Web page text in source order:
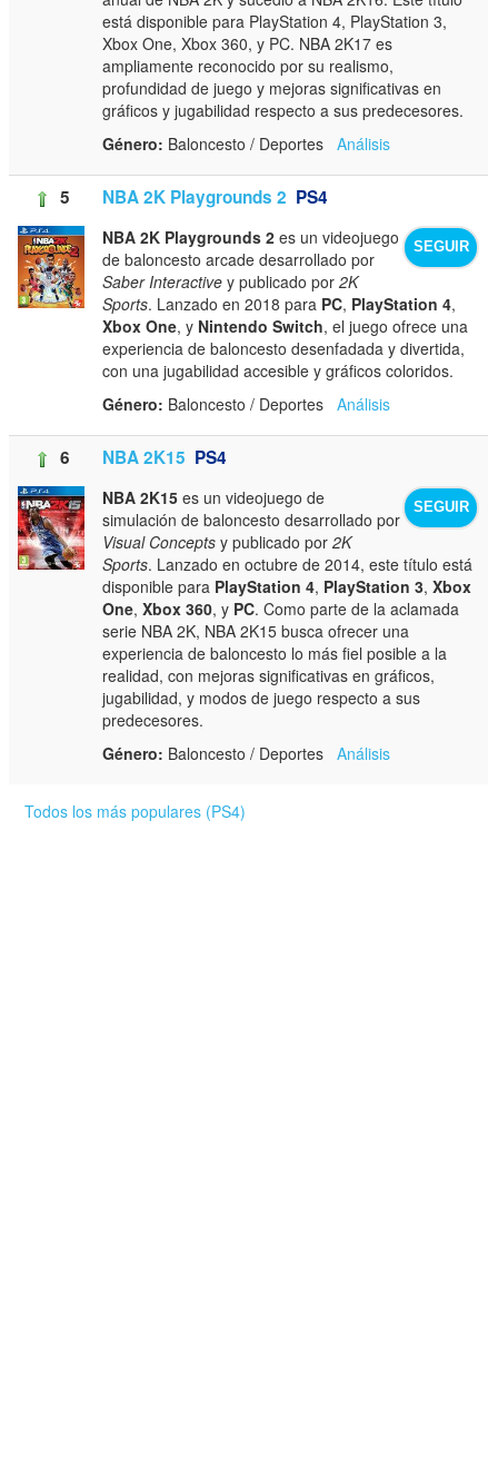
está disponible para PlayStation 4, PlayStation 3,
Xbox One, Xbox 360, y PC. NBA 2K17 es
ampliamente reconocido por su realismo,
profundidad de juego y mejoras significativas en
gráficos y jugabilidad respecto a sus predecesores.
Género: Baloncesto / DeportesAnálisis
5 NBA 2K Playgrounds 2 PS4
SEGUIR
NBA 2K Playgrounds 2 es un videojuego
de baloncesto arcade desarrollado por
Saber Interactive y publicado por2K
Sports. Lanzado en 2018 para PC, PlayStation 4,
Xbox One, y Nintendo Switch, el juego ofrece una
experiencia de baloncesto desenfadada y divertida,
con una jugabilidad accesible y gráficos coloridos.
Género: Baloncesto / DeportesAnálisis
6 NBA 2K15 PS4
SEGUIR
NBA 2K15 es un videojuego de
simulación de baloncesto desarrollado por
Visual Concepts y publicado por2K
Sports. Lanzado en octubre de 2014, este título está
disponible para PlayStation 4, PlayStation 3,Xbox
One,Xbox 360, y PC. Como parte de la aclamada
serie NBA 2K, NBA 2K15 busca ofrecer una
experiencia de baloncesto lo más fiel posible a la
realidad, con mejoras significativas en gráficos,
jugabilidad, y modos de juego respecto a sus
predecesores.
Género: Baloncesto / DeportesAnálisis
Todos los más populares (PS4)